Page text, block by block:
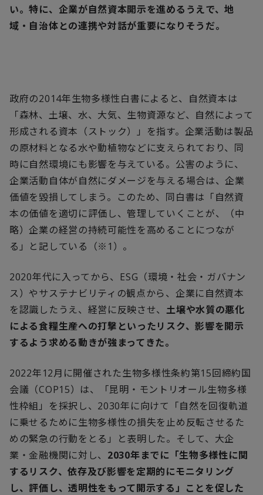
い。特に、企業が自然資本開示を進めるうえで、地
域・自治体との連携や対話が重要になりそうだ。
政府の2014年生物多様性白書によると、自然資本は
「森林、土壌、水、大気、生物資源など、自然によって
形成される資本（ストック）」を指す。企業活動は製品
の原材料となる水や動植物などに支えられており、同
時に自然環境にも影響を与えている。公害のように、
企業活動自体が自然にダメージを与える場合は、企業
価値を毀損してしまう。このため、同白書は「自然資
本の価値を適切に評価し、管理していくことが、（中
略）企業の経営の持続可能性を高めることにつなが
る」と記している（※ 1 ）。
2020年代に入ってから、 ESG （環境・社会・ガバナン
ス）やサステナビリティの観点から、企業に自然資本
を認識したうえ、経営に反映させ、土壌や水質の悪化
による食糧生産への打撃といったリスク、影響を開示
するよう求める動きが強まってきた。
2022年12月に開催された生物多様性条約第15回締約国
会議（COP15）は、「昆明・モントリオール生物多様
性枠組」を採択し、 2030年に向けて「自然を回復軌道
に乗せるために生物多様性の損失を止め反転させるた
めの緊急の行動をとる」と表明した。そして、大企
業・金融機関に対し、 2030年までに「生物多様性に関
するリスク、依存及び影響を定期的にモニタリング
し、評価し、透明性をもって開示する」ことを促した